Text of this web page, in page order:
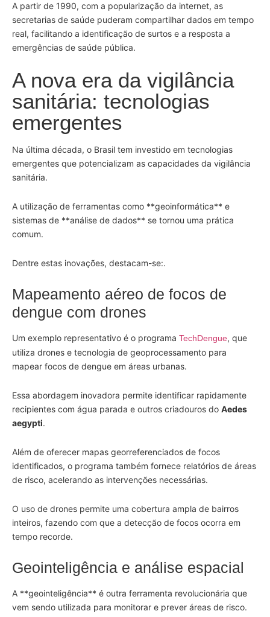
A partir de 1990, com a popularização da internet, as
secretarias de saúde puderam compartilhar dados em tempo
real, facilitando a identificação de surtos e a resposta a
emergências de saúde pública.
A nova era da vigilância
sanitária: tecnologias
emergentes
Na última década, o Brasil tem investido em tecnologias
emergentes que potencializam as capacidades da vigilância
sanitária.
A utilização de ferramentas como **geoinformática** e
sistemas de **análise de dados** se tornou uma prática
comum.
Dentre estas inovações, destacam-se:.
Mapeamento aéreo de focos de
dengue com drones
Um exemplo representativo é o programa TechDengue, que
utiliza drones e tecnologia de geoprocessamento para
mapear focos de dengue em áreas urbanas.
Essa abordagem inovadora permite identificar rapidamente
recipientes com água parada e outros criadouros do Aedes
aegypti.
Além de oferecer mapas georreferenciados de focos
identificados, o programa também fornece relatórios de áreas
de risco, acelerando as intervenções necessárias.
O uso de drones permite uma cobertura ampla de bairros
inteiros, fazendo com que a detecção de focos ocorra em
tempo recorde.
Geointeligência e análise espacial
A **geointeligência** é outra ferramenta revolucionária que
vem sendo utilizada para monitorar e prever áreas de risco.